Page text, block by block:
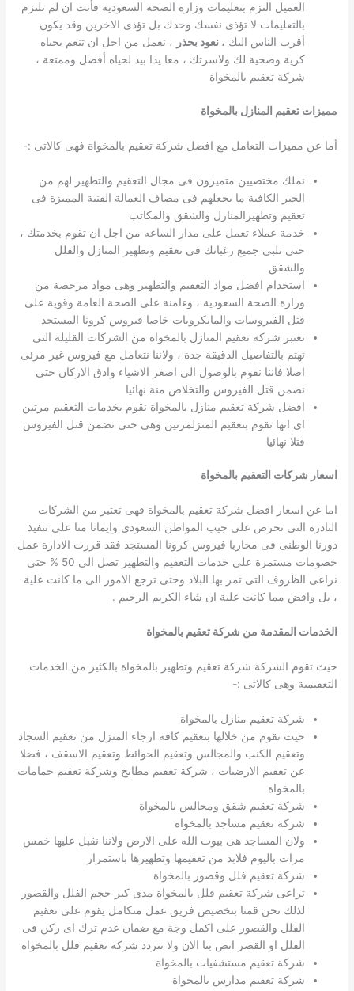
العميل التزم بتعليمات وزارة الصحة السعودية فأنت ان لم تلتزم
بالتعليمات لا تؤذى نفسك وحدك بل تؤذى الاخرين وقد يكون
أقرب الناس اليك ، نعود بحذر ، نعمل من اجل ان تنعم بحياه
كرية وصحية لك ولاسرتك ، معا يدا بيد لحياه أفضل وممتعة ،
شركة تعقيم بالمخواة
مميزات تعقيم المنازل بالمخواة
أما عن مميزات التعامل مع افضل شركة تعقيم بالمخواة فهى كالاتى :-
نملك مختصيين متميزون فى مجال التعقيم والتطهير لهم من
الخبر الكافية ما يجعلهم فى مصاف العمالة الفنية المميزة فى
تعقيم وتطهيرالمنازل والشقق والمكاتب
خدمة عملاء تعمل على مدار الساعه من اجل ان تقوم بخدمتك ،
حتى تلبى جميع رغباتك فى تعقيم وتطهير المنازل والفلل
والشقق
استخدام افضل مواد التعقيم والتطهير وهى مواد مرخصة من
وزارة الصحة السعودية ، وءامنة على الصحة العامة وقوية على
قتل الفيروسات والمايكروبات خاصا فيروس كرونا المستجد
تعتبر شركة تعقيم المنازل بالمخواة من الشركات القليلة التى
تهتم بالتفاصيل الدقيقة جدة ، ولاننا نتعامل مع فيروس غير مرئى
اصلا فاننا نقوم بالوصول الى اصغر الاشياء وادق الاركان حتى
نضمن قتل الفيروس والتخلاص منة نهائيا
افضل شركة تعقيم منازل بالمخواة نقوم بخدمات التعقيم مرتين
اى انها تقوم بنعقيم المنزلمرتين وهى حتى نضمن قتل الفيروس
قتلا نهائيا
اسعار شركات التعقيم بالمخواة
اما عن اسعار افضل شركة تعقيم بالمخواة فهى تعتبر من الشركات
النادرة التى تحرص على جيب المواطن السعودى وايمانا منا على تنفيذ
دورنا الوطنى فى محاربا فيروس كرونا المستجد فقد قررت الادارة عمل
خصومات مستمرة على خدمات التعقيم والتطهير تصل الى 50 % حتى
نراعى الظروف التى تمر بها البلاد وحتى ترجع الامور الى ما كانت علية
، بل وافض مما كانت علية ان شاء الكريم الرحيم .
الخدمات المقدمة من شركة تعقيم بالمخواة
حيث تقوم الشركة شركة تعقيم وتطهير بالمخواة بالكثير من الخدمات
التعقيمية وهى كالاتى :-
شركة تعقيم منازل بالمخواة
حيث نقوم من خلالها بتعقيم كافة ارجاء المنزل من تعقيم السجاد
وتعقيم الكنب والمجالس وتعقيم الحوائط وتعقيم الاسقف ، فضلا
عن تعقيم الارضيات ، شركة تعقيم مطابخ وشركة تعقيم حمامات
بالمخواة
شركة تعقيم شقق ومجالس بالمخواة
شركة تعقيم مساجد بالمخواة
ولان المساجد هى بيوت الله على الارض ولاننا نقبل عليها خمس
مرات باليوم فلابد من تعقيمها وتطهيرها باستمرار
شركة تعقيم فلل وقصور بالمخواة
تراعى شركة تعقيم فلل بالمخواة مدى كبر حجم الفلل والقصور
لذلك نحن قمنا بتخصيص فريق عمل متكامل يقوم على تعقيم
الفلل والقصور على اكمل وجة مع ضمان عدم ترك اى ركن فى
الفلل او القصر اتص بنا الان ولا تتردد شركة تعقيم فلل بالمخواة
شركة تعقيم مستشفيات بالمخواة
شركة تعقيم مدارس بالمخواة